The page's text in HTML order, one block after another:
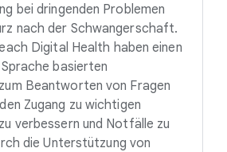
bei dringenden Problemen
nach der Schwangerschaft.
Digital Health haben einen
basierten
Beantworten von Fragen
Zugang zu wichtigen
verbessern und Notfälle zu
die Unterstützung von